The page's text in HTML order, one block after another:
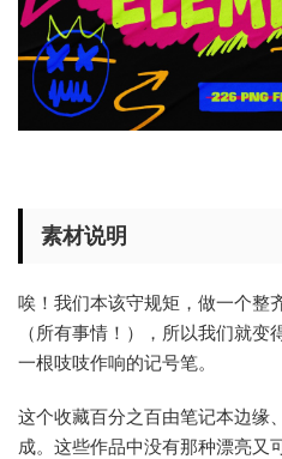
素材说明
唉！我们本该守规矩，做一个整
（所有事情！），所以我们就
一根吱吱作响的记号笔。
这个收藏百分之百由笔记本边缘
成。这些作品中没有那种漂亮又